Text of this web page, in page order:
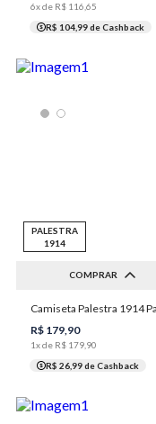
6x de R$ 116 65
R$ 104,99de Cashback
PALESTRA
1914
COMPRAR
XGG 1XGG
2XGG
R$ 179,90
1x de R$ 179 90
R$ 26,99de Cashback